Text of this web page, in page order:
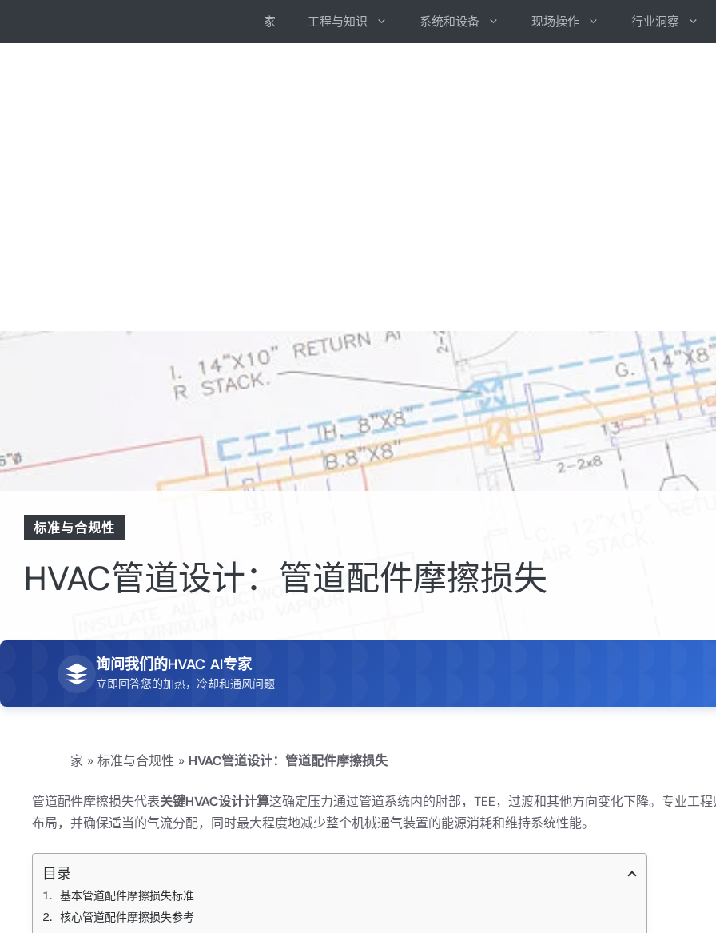
家 工程与知识 系统和设备 现场操作 行业洞察
标准与合规性
HVAC管道设计：管道配件摩擦损失
询问我们的HVAC AI专家
立即回答您的加热，冷却和通风问题
家 » 标准与合规性 » HVAC管道设计：管道配件摩擦损失
管道配件摩擦损失代表关键HVAC设计计算这确定压力通过管道系统内的肘部，TEE，过渡和其他方向变化下降。专业工
布局，并确保适当的气流分配，同时最大程度地减少整个机械通气装置的能源消耗和维持系统性能。
目录
基本管道配件摩擦损失标准
核心管道配件摩擦损失参考